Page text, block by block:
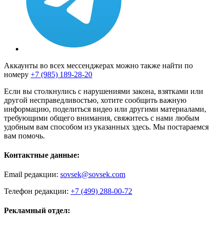
Аккаунты во всех мессенджерах можно также найти по
номеру +7 (985) 189-28-20
Если вы столкнулись с нарушениями закона, взятками или
другой несправедливостью, хотите сообщить важную
информацию, поделиться видео или другими материалами,
требующими общего внимания, свяжитесь с нами любым
удобным вам способом из указанных здесь. Мы постараемся
вам помочь.
Контактные данные:
Email редакции: sovsek@sovsek.com
Телефон редакции: +7 (499) 288-00-72
Рекламный отдел: